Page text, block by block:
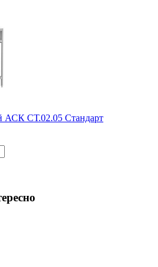
АСК СТ.02.05 Стандарт